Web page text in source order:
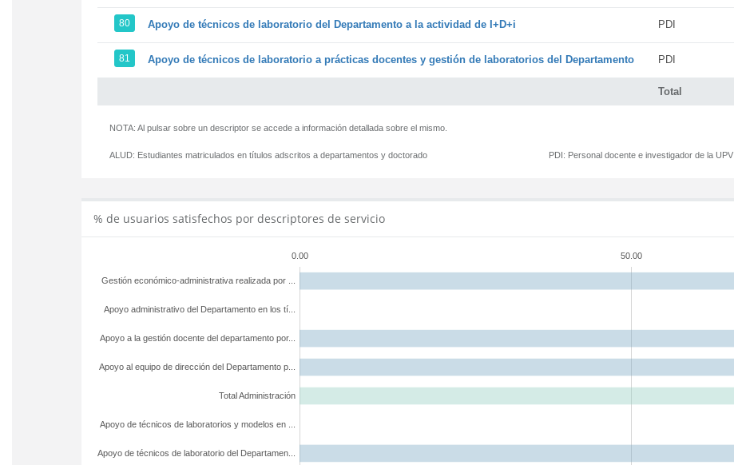
Total
80 Apoyo de técnicos de laboratorio del Departamento a la actividad de I+D+i PDI
81 Apoyo de técnicos de laboratorio a prácticas docentes y gestión de laboratorios del Departamento PDI
NOTA: Al pulsar sobre un descriptor se accede a información detallada sobre el mismo.
ALUD: Estudiantes matriculados en títulos adscritos a departamentos y doctorado PDI: Personal docente e investigador de la UPV
% de usuarios satisfechos por descriptores de servicio
0.00 50.00
Apoyo de técnicos de laboratorio del Departamen...
Apoyo de técnicos de laboratorios y modelos en ...
Total Administración
Apoyo al equipo de dirección del Departamento p...
Apoyo a la gestión docente del departamento por...
Apoyo administrativo del Departamento en los tí...
Gestión económico-administrativa realizada por ...